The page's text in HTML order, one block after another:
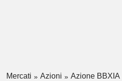
Mercati Azioni
Azione BBXIA